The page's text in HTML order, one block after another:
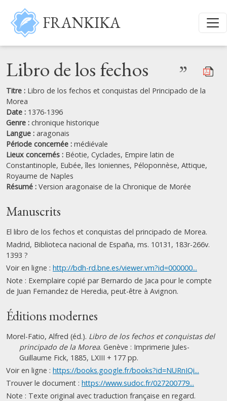
Aller au contenu principal
FRANKIKA
Libro de los fechos ”
Titre : Libro de los fechos et conquistas del Principado de la
Morea
Date : 1376-1396
Genre : chronique historique
Langue : aragonais
Période concernée : médiévale
Lieux concernés : Béotie, Cyclades, Empire latin de
Constantinople, Eubée,îles Ioniennes, Péloponnèse, Attique,
Royaume de Naples
Résumé : Version aragonaise de la Chronique de Morée
Manuscrits
El libro de los fechos et conquistas del principado de Morea.
Madrid, Biblioteca nacional de España, ms. 10131, 183r-266v.
1393 ?
Voir en ligne : http://bdh-rd.bne.es/viewer.vm?id=000000...
Note : Exemplaire copié par Bernardo de Jaca pour le compte
de Juan Fernandez de Heredia, peut-être à Avignon.
Éditions modernes
Morel-Fatio, Alfred (éd.). Libro de los fechos et conquistas del
principado de la Morea. Genève : Imprimerie Jules-
Guillaume Fick, 1885, LXIII + 177 pp.
Voir en ligne : https://books.google.fr/books?id=NURnIQi...
Trouver le document : https://www.sudoc.fr/027200779...
Note : Texte original avec traduction française en regard.